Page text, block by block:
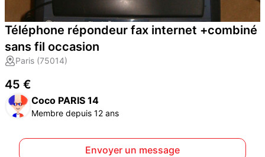
Téléphone répondeur fax internet +combiné
sans fil occasion
Paris (75014)
45 €
Coco PARIS 14
Membre depuis 12 ans
Envoyer un message